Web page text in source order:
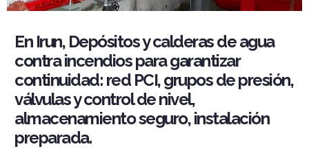
En Irun, Depósitos y calderas de agua
contra incendios para garantizar
continuidad: red PCI, grupos de presión,
válvulas y control de nivel,
almacenamiento seguro, instalación
preparada.